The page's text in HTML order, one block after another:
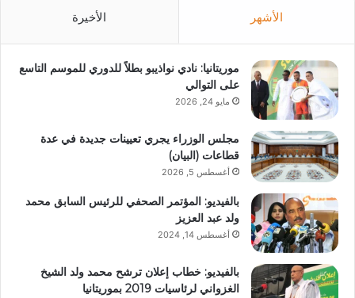
الأشهر الأخيرة
موريتانيا: نادي نواذيبو بطلاً للدوري للموسم التاسع
على التوالي
مايو 24, 2026
مجلس الوزراء يجري تعيينات جديدة في عدة
قطاعات (البيان)
أغسطس 5, 2026
بالفيديو: المؤتمر الصحفي للرئيس السابق محمد
ولد عبد العزيز
أغسطس 14, 2024
بالفيديو: خطاب إعلان ترشح محمد ولد الشيخ
الغزواني لرئاسيات 2019 بموريتانيا